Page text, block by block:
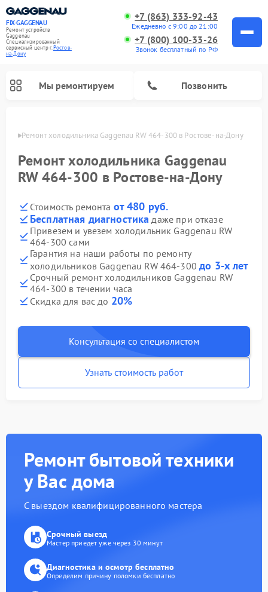
FIX-GAGGENAU
Ремонт устройств
Gaggenau
Специализированный
cервисный центр г.Ростов-
на-Дону
+7 (863) 333-92-43
Ежедневно с 9:00 до 21:00
+7 (800) 100-33-26
Звонок бесплатный по РФ
Мы ремонтируем Позвонить
Ремонт холодильника Gaggenau RW 464-300 в Ростове-на-Дону
Ремонт холодильника Gaggenau
RW 464-300 в Ростове-на-Дону
Стоимость ремонта от 480 руб.
Бесплатная диагностика даже при отказе
Привезем и увезем холодильник Gaggenau RW
464-300 сами
Гарантия на наши работы по ремонту
холодильников Gaggenau RW 464-300до 3-х лет
Срочный ремонт холодильников Gaggenau RW
464-300 в течении часа
Скидка для вас до 20%
Консультация со специалистом
Узнать стоимость работ
Ремонт бытовой техники
у Вас дома
С выездом квалифицированного мастера
Срочный выезд
Мастер приедет уже через 30 минут
Диагностика и осмотр бесплатно
Определим причину поломки бесплатно